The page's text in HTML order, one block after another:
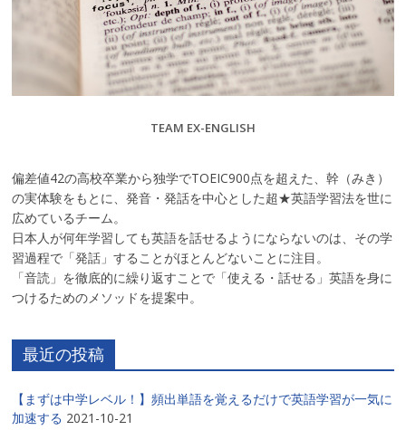
TEAM EX-ENGLISH
偏差値42の高校卒業から独学でTOEIC900点を超えた、幹（みき）
の実体験をもとに、発音・発話を中心とした超★英語学習法を世に
広めているチーム。
日本人が何年学習しても英語を話せるようにならないのは、その学
習過程で「発話」することがほとんどないことに注目。
「音読」を徹底的に繰り返すことで「使える・話せる」英語を身に
つけるためのメソッドを提案中。
最近の投稿
【まずは中学レベル！】頻出単語を覚えるだけで英語学習が一気に
加速する 2021-10-21